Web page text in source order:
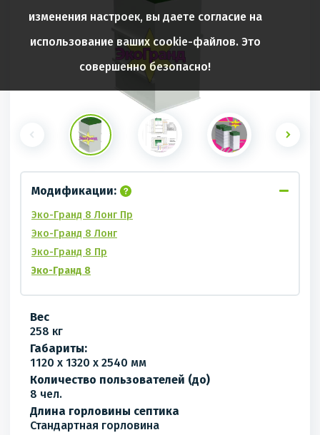
Модификации:
Эко-Гранд 8 Лонг Пр
Эко-Гранд 8 Лонг
Эко-Гранд 8 Пр
Эко-Гранд 8
Вес
258 кг
Габариты:
1120 x 1320 x 2540 мм
Количество пользователей (до)
8 чел.
Длина горловины септика
Стандартная горловина
изменения настроек, вы даете согласие на
использование ваших cookie-файлов. Это
совершенно безопасно!